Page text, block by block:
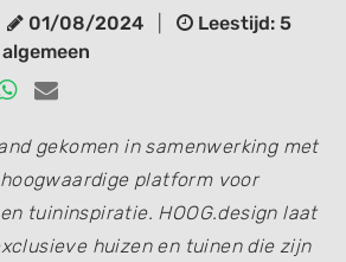
01/08/2024
Leestijd: 5
Delen
email
gekomen in samenwerking met
hoogwaardige platform voor
tuininspiratie. HOOG.design laat
huizen en tuinen die zijn